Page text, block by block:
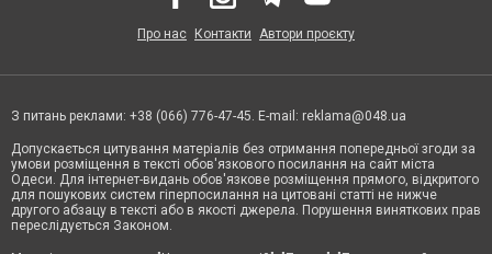
Про нас Контакти Автори проєкту
З питань реклами: +38 (066) 776-47-45. E-mail: reklama@048.ua
Допускається цитування матеріалів без отримання попередньої згоди за
умови розміщення в тексті обов'язкового посилання на сайт міста
Одеси. Для інтернет-видань обов'язкове розміщення прямого, відкритого
для пошукових систем гіперпосилання на цитовані статті не нижче
другого абзацу в тексті або в якості джерела. Порушення виняткових прав
переслідується Законом.